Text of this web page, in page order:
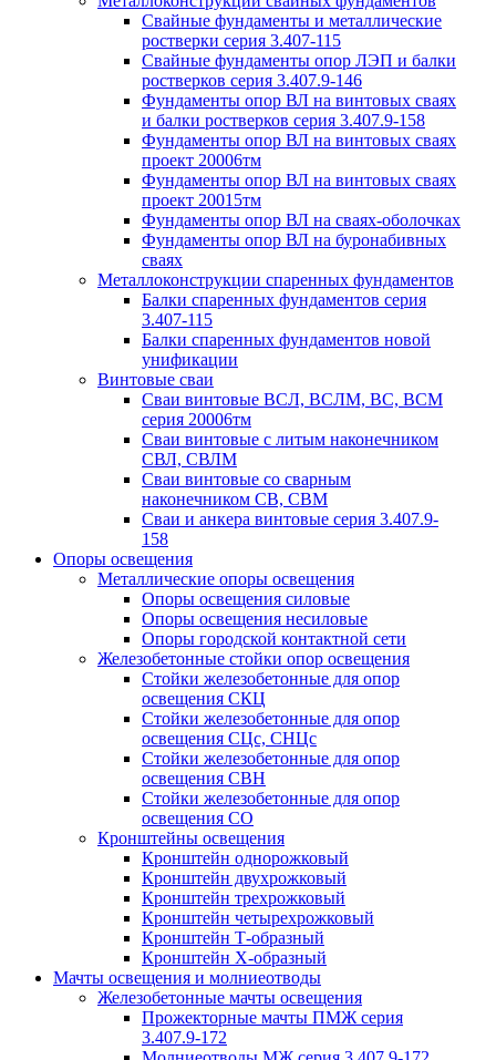
Свайные фундаменты и металлические
ростверки серия 3.407-115
Свайные фундаменты опор ЛЭП и балки
ростверков серия 3.407.9-146
Фундаменты опор ВЛ на винтовых сваях
и балки ростверков серия 3.407.9-158
Фундаменты опор ВЛ на винтовых сваях
проект 20006тм
Фундаменты опор ВЛ на винтовых сваях
проект 20015тм
Фундаменты опор ВЛ на сваях-оболочках
Фундаменты опор ВЛ на буронабивных
сваях
Металлоконструкции спаренных фундаментов
Балки спаренных фундаментов серия
3.407-115
Балки спаренных фундаментов новой
унификации
Винтовые сваи
Сваи винтовые ВСЛ, ВСЛМ, ВС, ВСМ
серия 20006тм
Сваи винтовые с литым наконечником
СВЛ, СВЛМ
Сваи винтовые со сварным
наконечником СВ, СВМ
Сваи и анкера винтовые серия 3.407.9-
158
Опоры освещения
Металлические опоры освещения
Опоры освещения силовые
Опоры освещения несиловые
Опоры городской контактной сети
Железобетонные стойки опор освещения
Стойки железобетонные для опор
освещения СКЦ
Стойки железобетонные для опор
освещения СЦс, СНЦс
Стойки железобетонные для опор
освещения СВН
Стойки железобетонные для опор
освещения СО
Кронштейны освещения
Кронштейн однорожковый
Кронштейн двухрожковый
Кронштейн трехрожковый
Кронштейн четырехрожковый
Кронштейн Т-образный
Кронштейн Х-образный
Мачты освещения и молниеотводы
Железобетонные мачты освещения
Прожекторные мачты ПМЖ серия
3.407.9-172